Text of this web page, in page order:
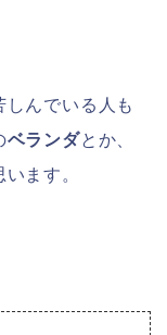
んでいる人も
ベランダとか、
ます。